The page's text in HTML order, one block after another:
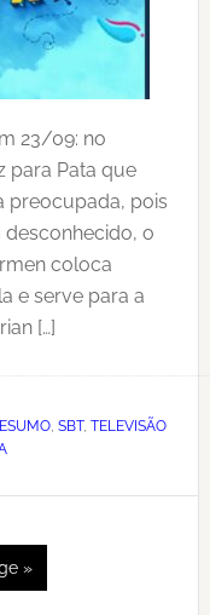
23/09: no
para Pata que
preocupada, pois
o
coloca
e serve para a
[…]
, SBT, TELEVISÃO
»